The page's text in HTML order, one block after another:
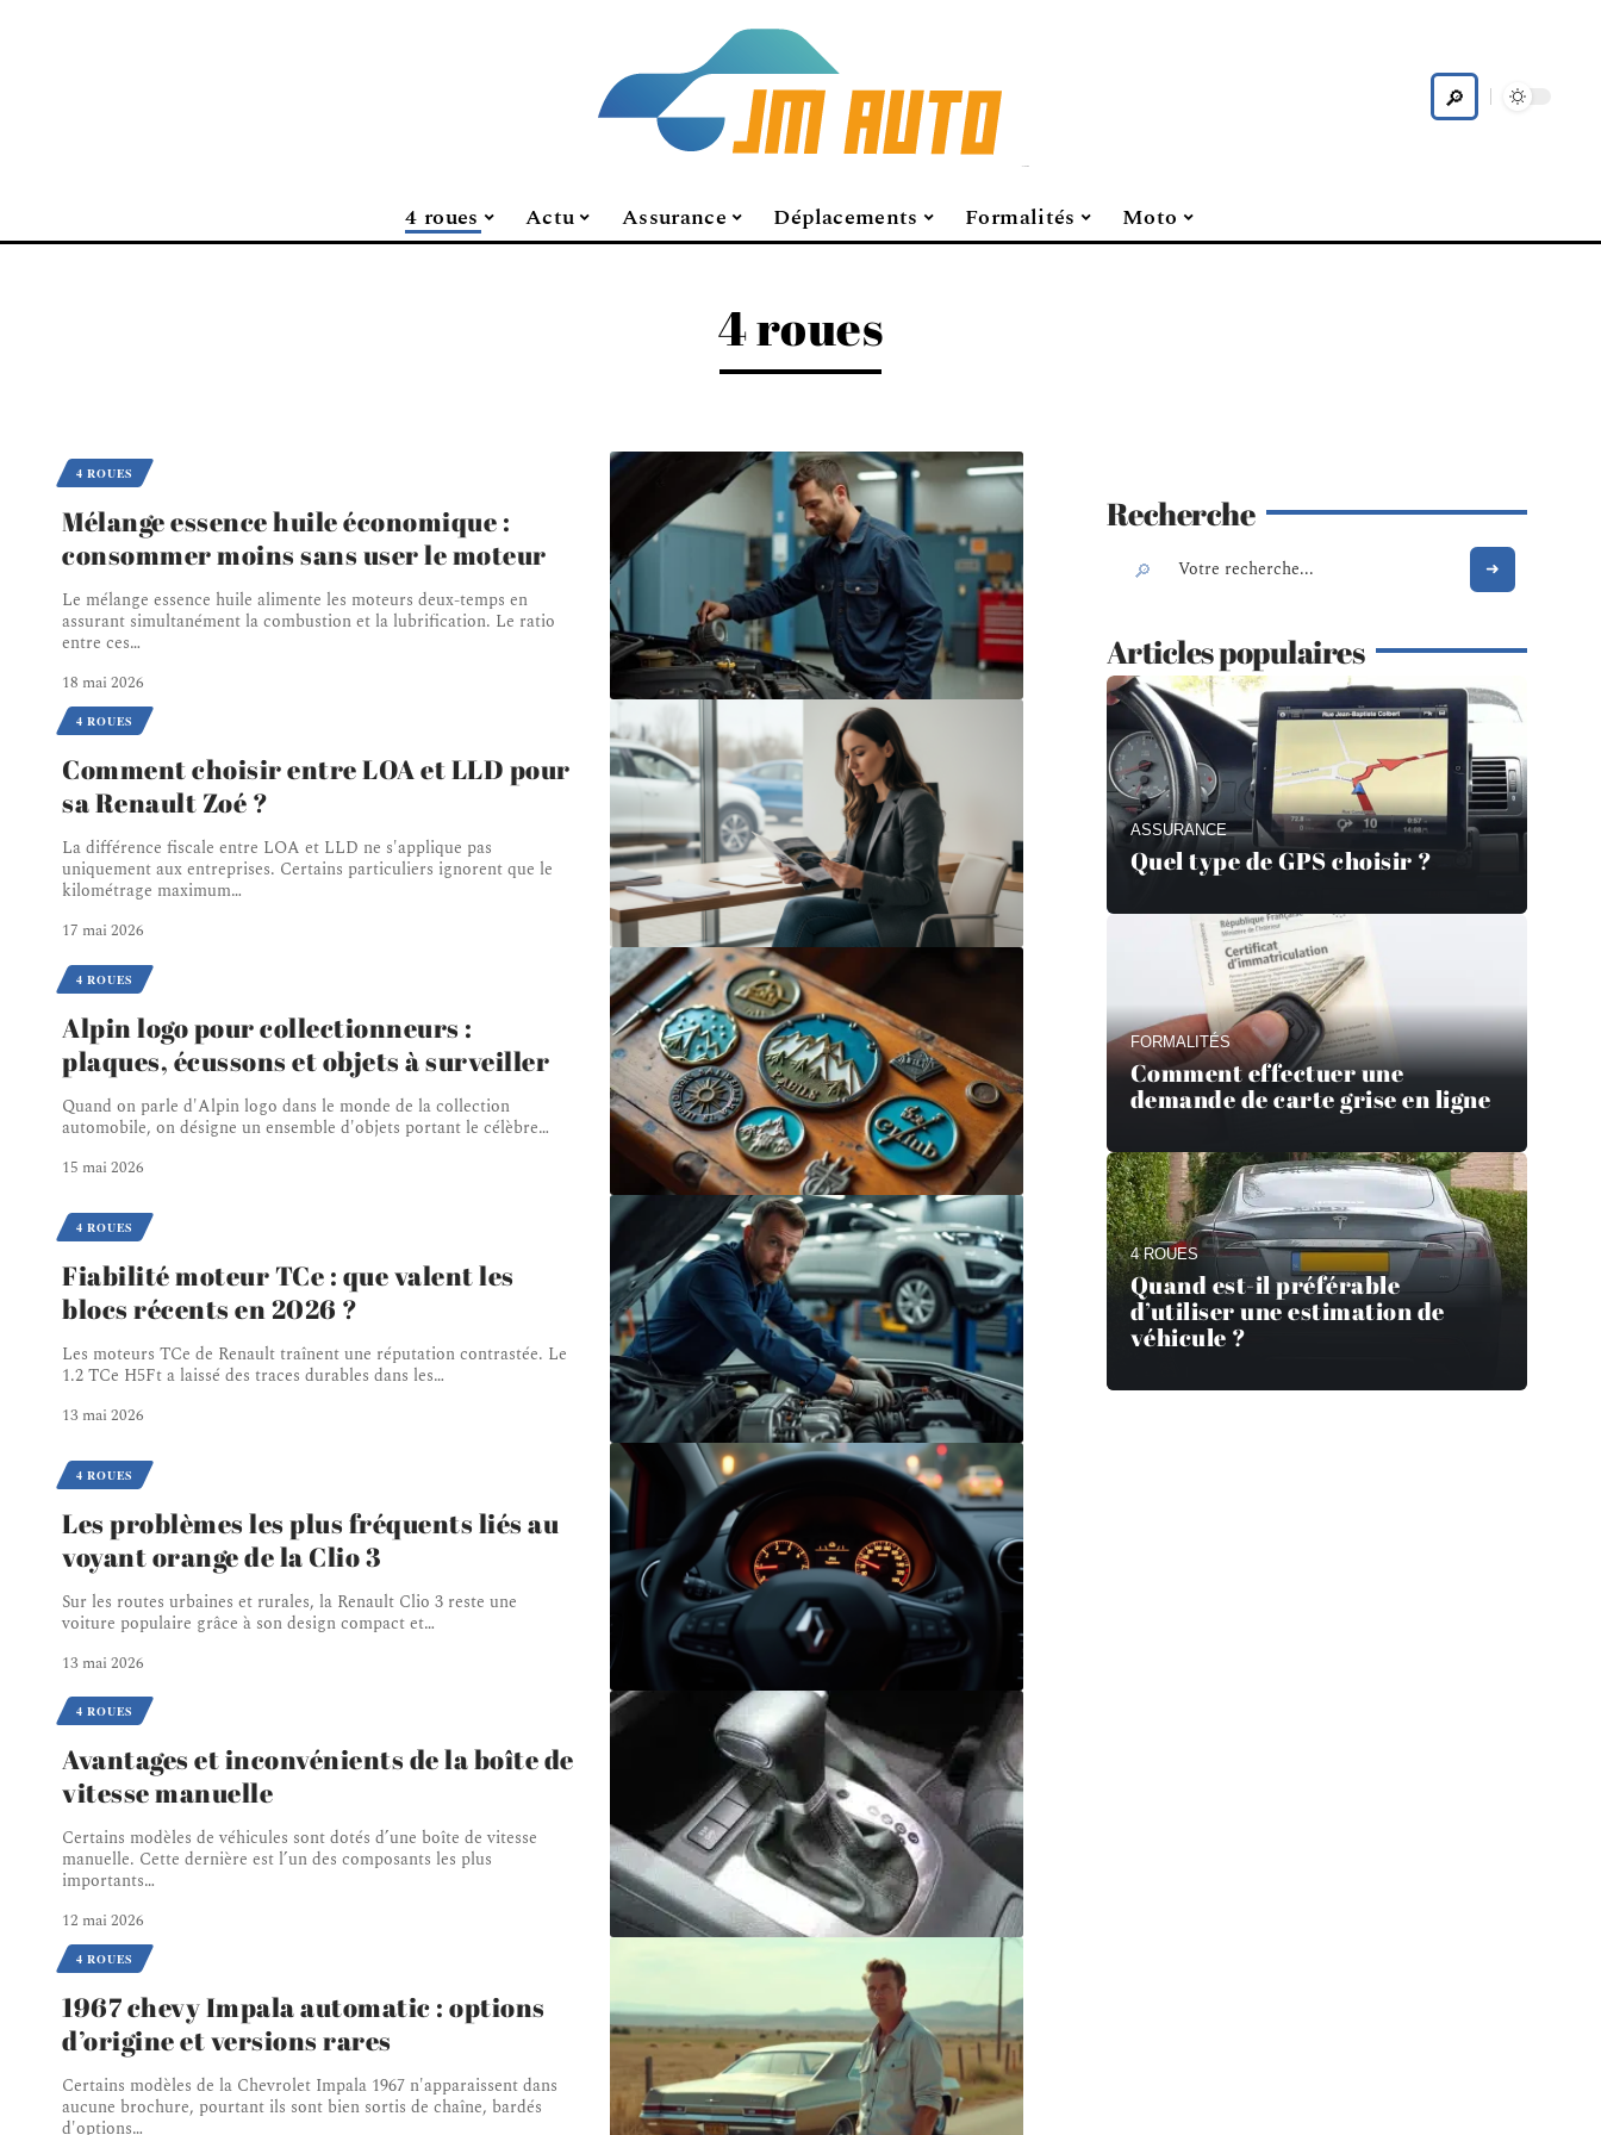
4 roues Actu Assurance Déplacements Formalités Moto
4 roues
4 ROUES
Mélange essence huile économique :
consommer moins sans user le moteur
Le mélange essence huile alimente les moteurs deux-temps en
assurant simultanément la combustion et la lubrification. Le ratio
entre ces…
18 mai 2026
4 ROUES
Comment choisir entre LOA et LLD pour
sa Renault Zoé ?
La différence fiscale entre LOA et LLD ne s'applique pas
uniquement aux entreprises. Certains particuliers ignorent que le
kilométrage maximum…
17 mai 2026
4 ROUES
Alpin logo pour collectionneurs :
plaques, écussons et objets à surveiller
Quand on parle d'Alpin logo dans le monde de la collection
automobile, on désigne un ensemble d'objets portant le célèbre…
15 mai 2026
4 ROUES
Fiabilité moteur TCe : que valent les
blocs récents en 2026 ?
Les moteurs TCe de Renault traînent une réputation contrastée. Le
1.2 TCe H5Ft a laissé des traces durables dans les…
13 mai 2026
4 ROUES
Les problèmes les plus fréquents liés au
voyant orange de la Clio 3
Sur les routes urbaines et rurales, la Renault Clio 3 reste une
voiture populaire grâce à son design compact et…
13 mai 2026
4 ROUES
Avantages et inconvénients de la boîte de
vitesse manuelle
Certains modèles de véhicules sont dotés d’une boîte de vitesse
manuelle. Cette dernière est l’un des composants les plus
importants…
12 mai 2026
4 ROUES
1967 chevy Impala automatic : options
d’origine et versions rares
Certains modèles de la Chevrolet Impala 1967 n'apparaissent dans
aucune brochure, pourtant ils sont bien sortis de chaîne, bardés
d'options…
Recherche
Articles populaires
ASSURANCE
Quel type de GPS choisir ?
FORMALITÉS
Comment effectuer une
demande de carte grise en ligne
4 ROUES
Quand est-il préférable
d’utiliser une estimation de
véhicule ?